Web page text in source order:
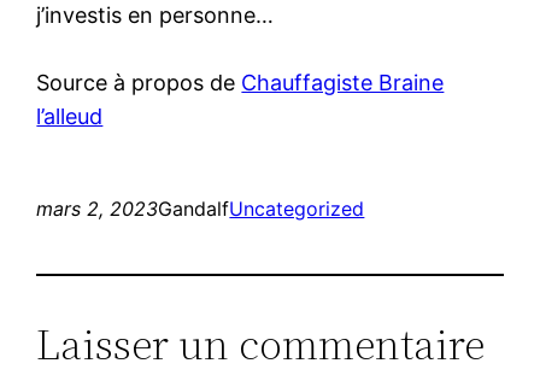
j’investis en personne…
Source à propos de Chauffagiste Braine
l’alleud
mars 2, 2023GandalfUncategorized
Laisser un commentaire